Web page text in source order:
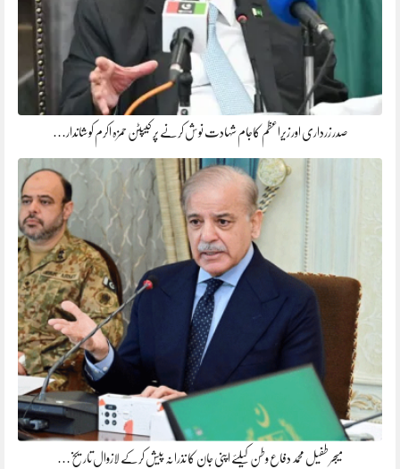
صدر زرداری اور زیراعظم کاجام شہادت نوش کرنے پر کیپٹن حمزہ اکرم کو شاندار…
میجر طفیل محمد دفاع وطن کیلئے اپنی جان کا نذرانہ پیش کرکے لازوال تاریخ…